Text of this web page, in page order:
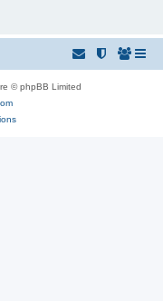
© phpBB Limited